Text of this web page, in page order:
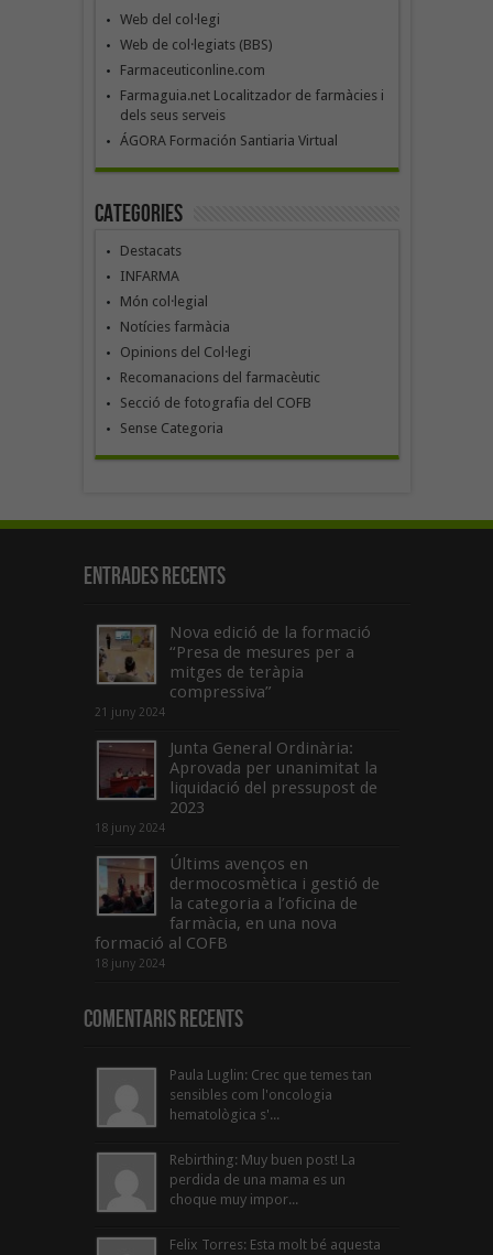
Web del col·legi
Web de col·legiats (BBS)
Farmaceuticonline.com
Farmaguia.net Localitzador de farmàcies i
dels seus serveis
ÁGORA Formación Santiaria Virtual
Categories
Destacats
INFARMA
Món col·legial
Notícies farmàcia
Opinions del Col·legi
Recomanacions del farmacèutic
Secció de fotografia del COFB
Sense Categoria
Entrades recents
Nova edició de la formació
“Presa de mesures per a
mitges de teràpia
compressiva”
21 juny 2024
Junta General Ordinària:
Aprovada per unanimitat la
liquidació del pressupost de
2023
18 juny 2024
Últims avenços en
dermocosmètica i gestió de
la categoria a l’oficina de
farmàcia, en una nova
formació al COFB
18 juny 2024
Comentaris Recents
Paula Luglin: Crec que temes tan
sensibles com l'oncologia
hematològica s'...
Rebirthing: Muy buen post! La
perdida de una mama es un
choque muy impor...
Felix Torres: Esta molt bé aquesta